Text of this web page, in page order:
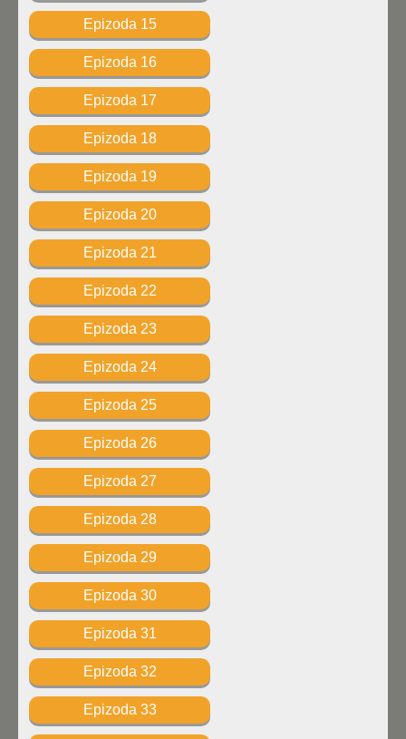
Epizoda 15
Epizoda 16
Epizoda 17
Epizoda 18
Epizoda 19
Epizoda 20
Epizoda 21
Epizoda 22
Epizoda 23
Epizoda 24
Epizoda 25
Epizoda 26
Epizoda 27
Epizoda 28
Epizoda 29
Epizoda 30
Epizoda 31
Epizoda 32
Epizoda 33